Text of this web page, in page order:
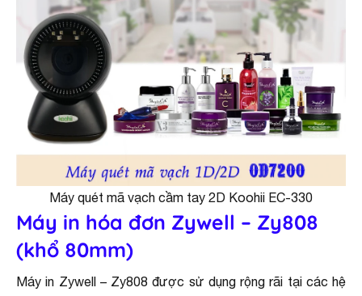
Máy quét mã vạch cầm tay 2D Koohii EC-330
Máy in hóa đơn Zywell – Zy808
(khổ 80mm)
Máy in Zywell – Zy808 được sử dụng rộng rãi tại các hệ